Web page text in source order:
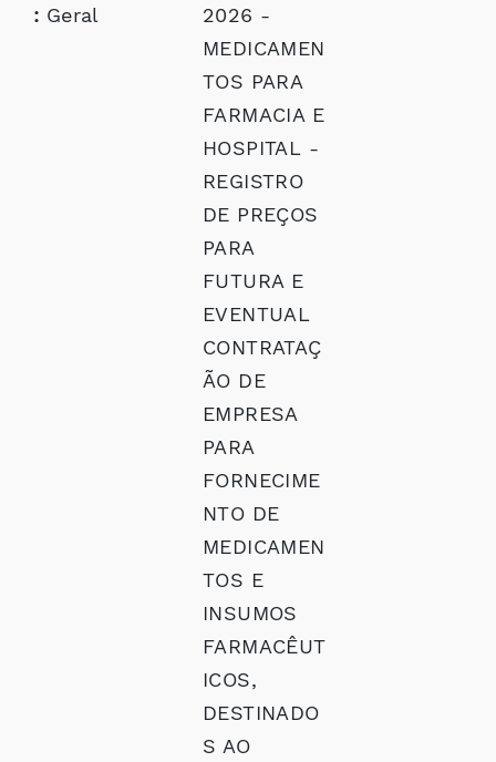
: Geral
2026 -
MEDICAMEN
TOS PARA
FARMACIA E
HOSPITAL -
REGISTRO
DE PREÇOS
PARA
FUTURA E
EVENTUAL
CONTRATAÇ
ÃO DE
EMPRESA
PARA
FORNECIME
NTO DE
MEDICAMEN
TOS E
INSUMOS
FARMACÊUT
ICOS,
DESTINADO
S AO